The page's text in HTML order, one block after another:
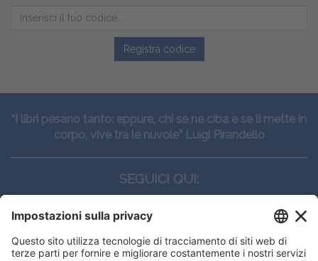
Registra codice
“I libri pesano tanto: eppure, chi se ne ciba e se li mette in
corpo, vive tra le nuvole” Luigi Pirandello
SEGUICI QUI:
CONTATTI